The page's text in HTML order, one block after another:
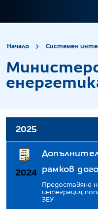
Начало Системен
2025
рамков
Предоставяне
интеграция,
ЗЕУ
2024
Нормативни